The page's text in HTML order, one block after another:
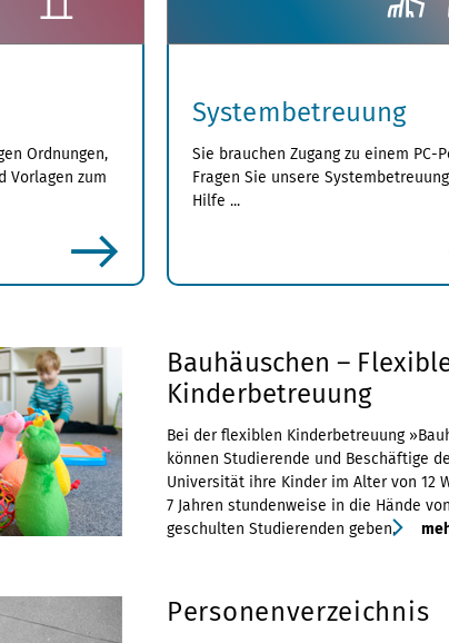
Ordnungen,
Vorlagen zum
Systembetreuung
Sie brauchen Zugang zu einem PC-
Fragen Sie unsere
Hilfe ...
Bauhäuschen –
Kinderbetreuung
Bei der flexiblen Kinderbetreuung
können Studierende und Beschäftige
Universität ihre Kinder im Alter von 12
7 Jahren stundenweise in die Hände von
geschulten Studierenden geben.
Personenverzeichnis